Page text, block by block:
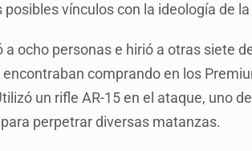
vínculos con la ideología de
a ocho personas e hirió a otras siete
comprando en los
un rifle AR-15 en el ataque, uno
perpetrar diversas matanzas.